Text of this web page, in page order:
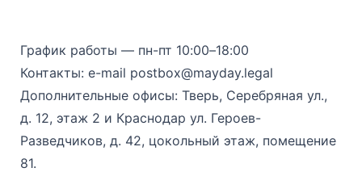
График работы — пн-пт 10:00–18:00
Контакты: e-mail postbox@mayday.legal
Дополнительные офисы: Тверь, Серебряная ул.,
д. 12, этаж 2 и Краснодар ул. Героев-
Разведчиков, д. 42, цокольный этаж, помещение
81.